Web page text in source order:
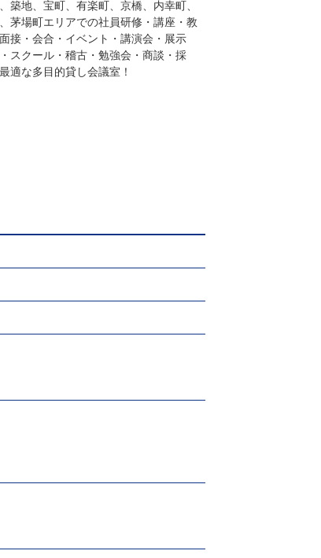
地、宝町、有楽町、京橋、内幸町、
茅場町エリアでの社員研修・講座・教
接・会合・イベント・講演会・展示
スクール・稽古・勉強会・商談・採
適な多目的貸し会議室！